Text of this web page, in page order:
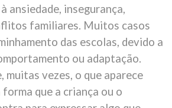
ansiedade, insegurança,
familiares. Muitos casos
das escolas, devido a
ou adaptação.
muitas vezes, o que aparece
forma que a criança ou o